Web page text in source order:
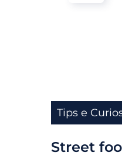
Tips e
Street